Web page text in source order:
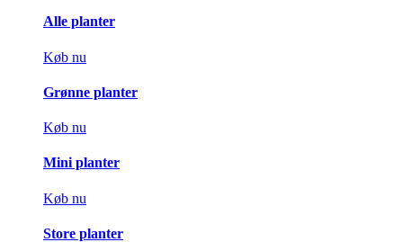
Alle planter
Køb nu
Grønne planter
Køb nu
Mini planter
Køb nu
Store planter